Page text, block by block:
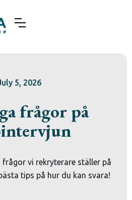
5, 2026
frågor på
vi rekryterare ställer på
tips på hur du kan svara!